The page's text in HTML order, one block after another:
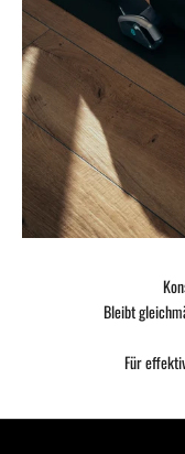
Bleibt
Für